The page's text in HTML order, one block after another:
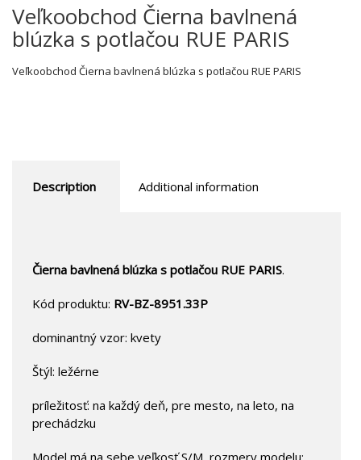
Veľkoobchod Čierna bavlnená
blúzka s potlačou RUE PARIS
Veľkoobchod Čierna bavlnená blúzka s potlačou RUE PARIS
Description Additional information
Čierna bavlnená blúzka s potlačou RUE PARIS.
Kód produktu: RV-BZ-8951.33P
dominantný vzor: kvety
Štýl: ležérne
príležitosť: na každý deň, pre mesto, na leto, na
prechádzku
Model má na sebe veľkosť S/M, rozmery modelu: